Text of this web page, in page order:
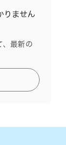
りません
、最新の